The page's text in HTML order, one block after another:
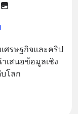
ศรษฐกิจและคริป
เสนอข้อมูลเชิง